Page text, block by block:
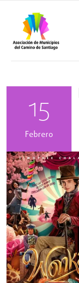
contenido
15
Febrero